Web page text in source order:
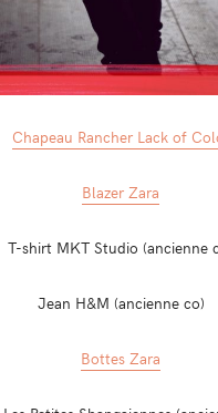
Chapeau Rancher Lack of
Blazer Zara
T-shirt MKT Studio (ancienne
Jean H&M (ancienne co)
Bottes Zara